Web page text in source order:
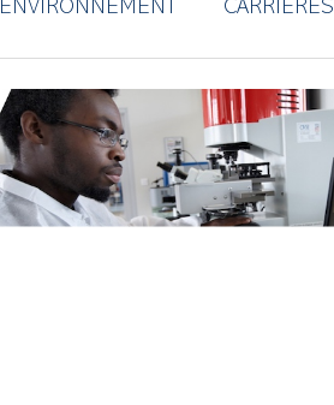
ENVIRONNEMENT
CARRIÈRES